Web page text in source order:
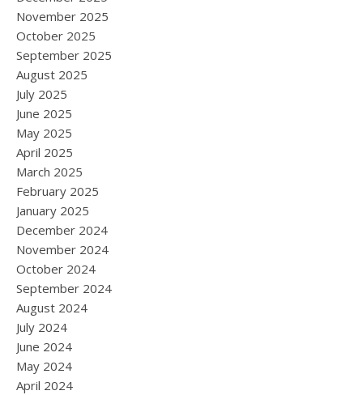
November 2025
October 2025
September 2025
August 2025
July 2025
June 2025
May 2025
April 2025
March 2025
February 2025
January 2025
December 2024
November 2024
October 2024
September 2024
August 2024
July 2024
June 2024
May 2024
April 2024